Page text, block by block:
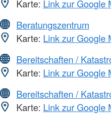
Karte: Link zur Google
Beratungszentrum
Karte: Link zur Google
Bereitschaften /
Karte: Link zur Google
Bereitschaften /
Karte: Link zur Google